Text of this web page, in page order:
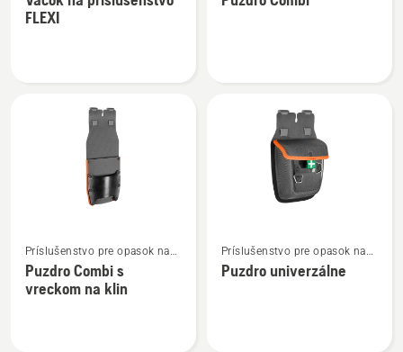
podrobností
FLEXI
podrobností
viac
podrobností
Príslušenstvo pre opasok na
náradie
Puzdro Combi s
vreckom na klin
viac
podrobností
Príslušenstvo pre opasok na
náradie
Puzdro univerzálne